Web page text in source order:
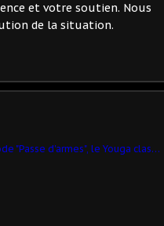
et votre soutien. Nous
de la situation.
GTA Online : Le mode "Passe d'armes", le Youga classique et des bonus spéciaux débarque pour Thanksgiving